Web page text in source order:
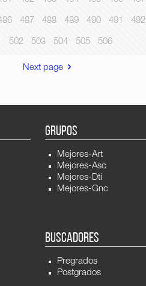
487 488 489 490 491 492
502 503 504 505 506
Next page
GRUPOS
Mejores-Art
Mejores-Asc
Mejores-Dti
Mejores-Gnc
BUSCADORES
Pregrados
Postgrados